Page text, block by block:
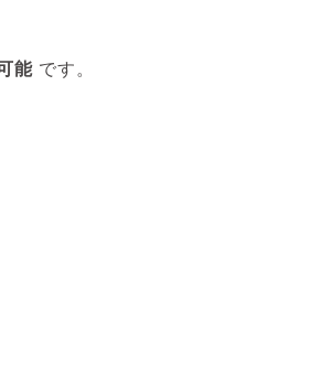
能 です。